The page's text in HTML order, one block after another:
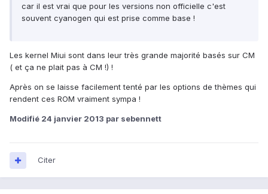
car il est vrai que pour les versions non officielle c'est
souvent cyanogen qui est prise comme base !
Les kernel Miui sont dans leur très grande majorité basés sur CM
( et ça ne plait pas à CM !) !
Après on se laisse facilement tenté par les options de thèmes qui
rendent ces ROM vraiment sympa !
Modifié 24 janvier 2013 par sebennett
Citer